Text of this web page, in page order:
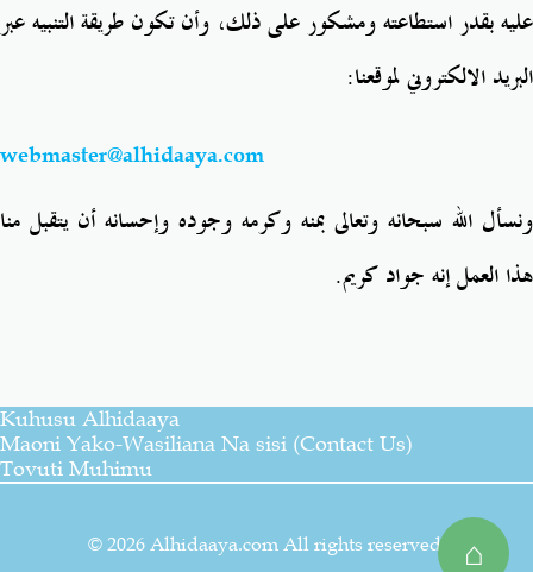
⌂
عليه بقدر استطاعته ومشكور على ذلك، وأن تكون طريقة التنبيه عبر
البريد الالكتروني لموقعنا:
webmaster@alhidaaya.com
ونسأل الله سبحانه وتعالى بمنه وكرمه وجوده وإحسانه أن يتقبل منا
هذا العمل إنه جواد كريم.
Kuhusu Alhidaaya
Maoni Yako-Wasiliana Na sisi (Contact Us)
Tovuti Muhimu
© 2026 Alhidaaya.com All rights reserved.